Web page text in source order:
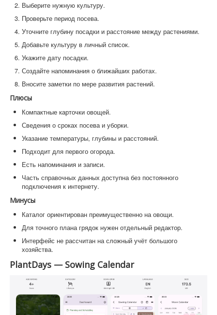
Выберите нужную культуру.
Проверьте период посева.
Уточните глубину посадки и расстояние между растениями.
Добавьте культуру в личный список.
Укажите дату посадки.
Создайте напоминания о ближайших работах.
Вносите заметки по мере развития растений.
Плюсы
Компактные карточки овощей.
Сведения о сроках посева и уборки.
Указание температуры, глубины и расстояний.
Подходит для первого огорода.
Есть напоминания и записи.
Часть справочных данных доступна без постоянного
подключения к интернету.
Минусы
Каталог ориентирован преимущественно на овощи.
Для точного плана грядок нужен отдельный редактор.
Интерфейс не рассчитан на сложный учёт большого
хозяйства.
PlantDays — Sowing Calendar